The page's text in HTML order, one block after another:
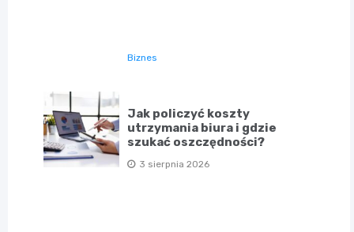
Biznes
Jak policzyć koszty
utrzymania biura i gdzie
szukać oszczędności?
3 sierpnia 2026